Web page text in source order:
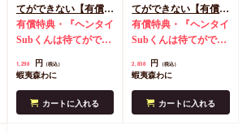
てができない【有償特
典・小冊子】
有償特典・『ヘンタイ
Subくんは待てができ
コミ特典4Pリーフレ
ンガカード
1,298 円 （税込）
蝦夷森わに
カートに入れる
てができない【有償特
典・アクリルスタン
ド】
有償特典・『ヘンタイ
Subくんは待てができ
ド コミコミ特典4Pリ
特典マンガカード
2,838 円 （税込）
蝦夷森わに
カートに入れる